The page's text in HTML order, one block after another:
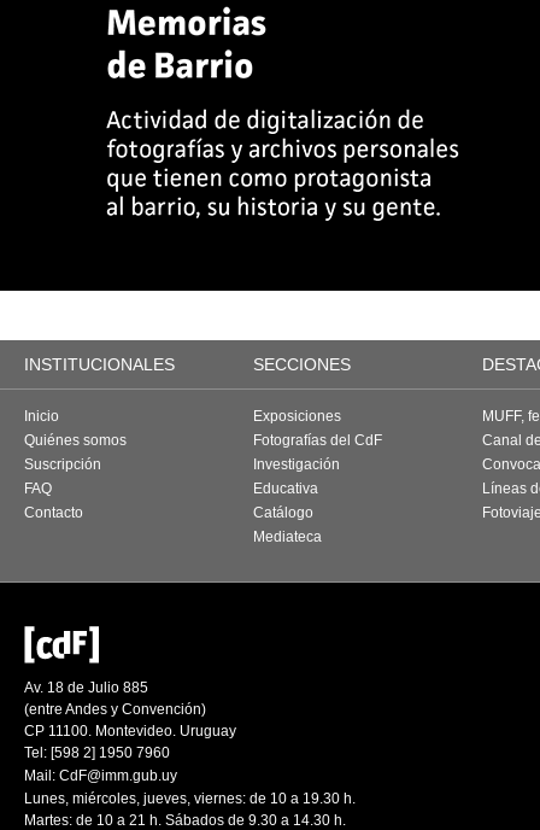
INSTITUCIONALES SECCIONES
Inicio
Quiénes somos
Suscripción
FAQ
Contacto
Exposiciones
Fotografías del CdF
Investigación
Educativa
Catálogo
Mediateca
MUFF,
Canal
Líneas
Av. 18 de Julio 885
(entre Andes y Convención)
CP 11100. Montevideo. Uruguay
Tel: [598 2] 1950 7960
Mail: CdF@imm.gub.uy
Lunes, miércoles, jueves, viernes: de 10 a 19.30 h.
Martes: de 10 a 21 h. Sábados de 9.30 a 14.30 h.